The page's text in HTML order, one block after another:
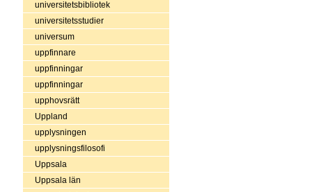
universitetsbibliotek
universitetsstudier
universum
uppfinnare
uppfinningar
uppfinningar
upphovsrätt
Uppland
upplysningen
upplysningsfilosofi
Uppsala
Uppsala län